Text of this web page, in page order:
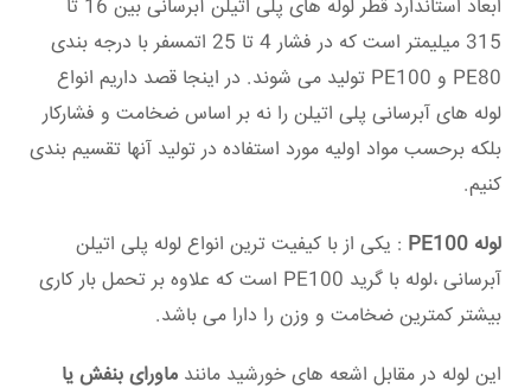
ابعاد استاندارد قطر لوله های پلی اتیلن آبرسانی بین 16 تا
315 میلیمتر است که در فشار 4 تا 25 اتمسفر با درجه بندی
PE80 و PE100 تولید می شوند. در اینجا قصد داریم انواع
لوله های آبرسانی پلی اتیلن را نه بر اساس ضخامت و فشارکار
بلکه برحسب مواد اولیه مورد استفاده در تولید آنها تقسیم بندی
کنیم.
لوله PE100
: یکی از با کیفیت ترین انواع لوله پلی اتیلن
آبرسانی ،لوله با گرید PE100 است که علاوه بر تحمل بار کاری
بیشتر کمترین ضخامت و وزن را دارا می باشد.
این لوله در مقابل اشعه های خورشید مانند ماورای بنفش یا